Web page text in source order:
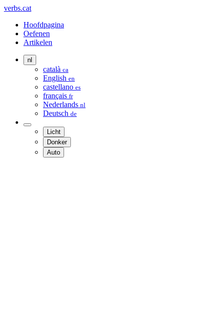
verbs.cat
Hoofdpagina
Oefenen
Artikelen
nl
català ca
English en
castellano es
français fr
Nederlands nl
Deutsch de
Licht
Donker
Auto